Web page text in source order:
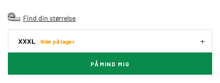
Find din størrelse
XXXL Ikke på lager
PÅMIND MIG